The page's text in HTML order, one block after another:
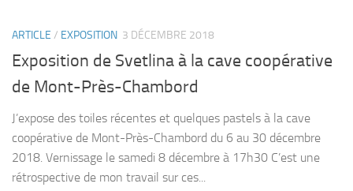
ARTICLE / EXPOSITION 3 DÉCEMBRE 2018
Exposition de Svetlina à la cave coopérative
de Mont-Près-Chambord
J’expose des toiles récentes et quelques pastels à la cave
coopérative de Mont-Près-Chambord du 6 au 30 décembre
2018. Vernissage le samedi 8 décembre à 17h30 C’est une
rétrospective de mon travail sur ces...